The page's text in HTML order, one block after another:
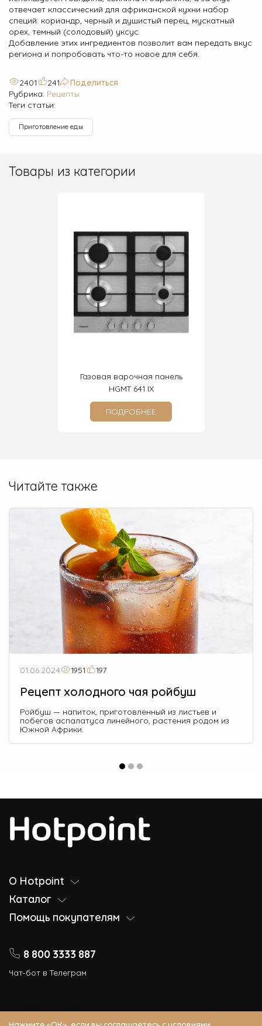
отвечает классический для африканской кухни набор
специй: кориандр, черный и душистый перец, мускатный
орех, темный (солодовый) уксус.
Добавление этих ингредиентов позволит вам передать вкус
региона и попробовать что-то новое для себя.
2401 241
Поделиться
Рубрика: Рецепты
Теги статьи:
Приготовление еды
Товары из категории
Газовая варочная панель
HGMT 641 IX
ПОДРОБНЕЕ
Читайте также
01.06.2024 1951 197
Рецепт холодного чая ройбуш
Ройбуш — напиток, приготовленный из листьев и
побегов аспалатуса линейного, растения родом из
Южной Африки.
О Hotpoint
Каталог
Помощь покупателям
8 800 3333 887
Чат-бот в Телеграм